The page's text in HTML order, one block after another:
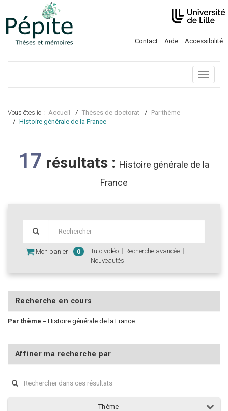
Contact Aide Accessibilité
Menu
Vous êtes ici : Accueil Thèses de doctorat
Par thème
Histoire générale de la France
17 résultats : Histoire générale de la
France
Mon panier 0 Tuto vidéo
Recherche avancée
Nouveautés
Recherche en cours
Par thème = Histoire générale de la France
Affiner ma recherche par
Thème